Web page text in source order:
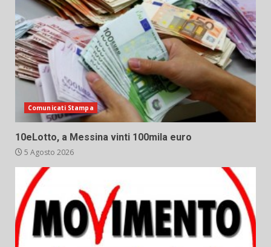
Comunicati Stampa
10eLotto, a Messina vinti 100mila euro
5 Agosto 2026